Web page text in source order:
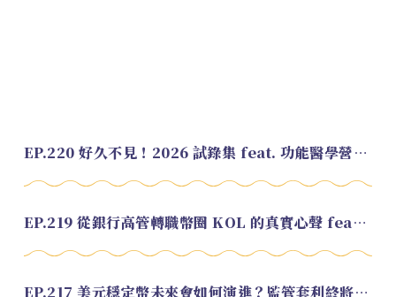
EP.220 好久不見！2026 試錄集 feat. 功能醫學營養師 美寶
EP.219 從銀行高管轉職幣圈 KOL 的真實心聲 feat.龜大
EP.217 美元穩定幣未來會如何演進？監管套利終將收斂？feat. 研究員 余哲安